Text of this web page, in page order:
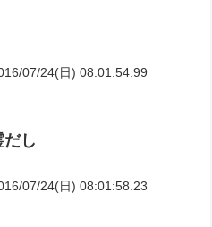
07/24(日) 08:01:54.99
し
07/24(日) 08:01:58.23